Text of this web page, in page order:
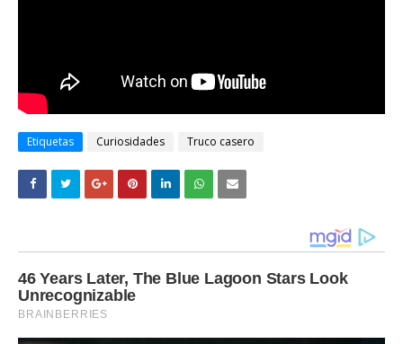
Etiquetas Curiosidades Truco casero